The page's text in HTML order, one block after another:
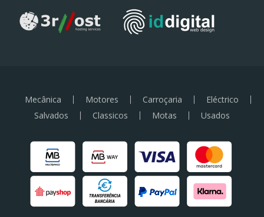
Mecânica Motores Carroçaria
Eléctrico
Salvados
Classicos Motas Usados